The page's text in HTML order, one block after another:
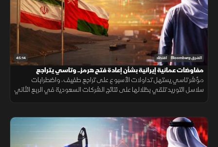
45:14 الشرق Bloomberg اقتصاد
مفاوضات عمانية إيرانية بشأن إعادة فتح هرمز.. وتاسي يتراجع
مؤشر تاسي يستهل تداولات الأسبوع على تراجع طفيف، واضطرابات
سلاسل التوريد تلقي بظلالها على نتائج الشركات السعودية في الربع الثاني